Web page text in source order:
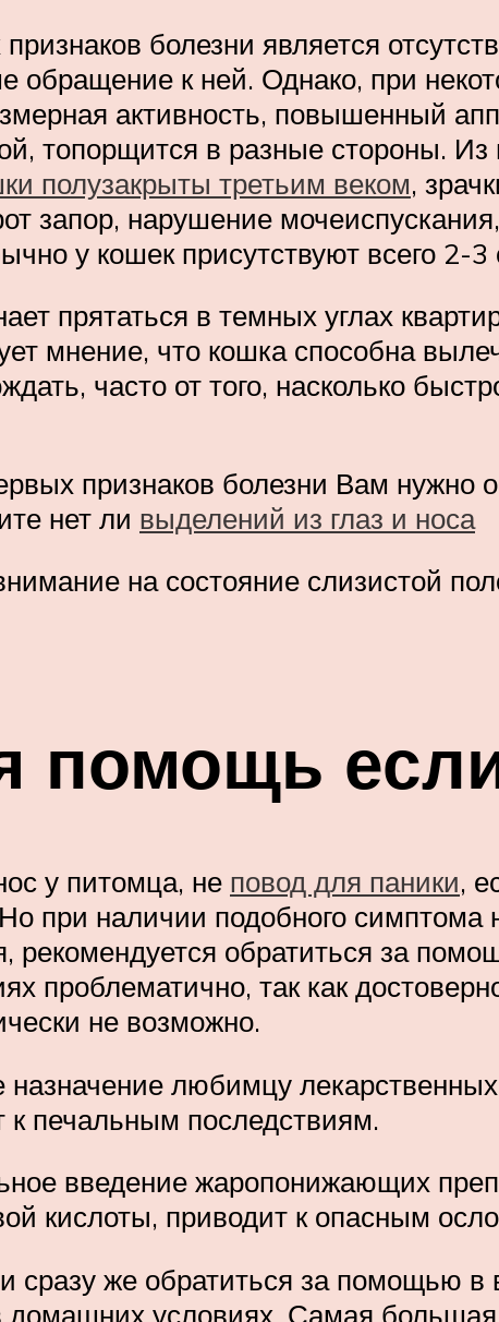
болезни является
обращение к ней. Однако, при
активность, повышенный
топорщится в разные стороны.
полузакрыты третьим веком,
запор, нарушение
у кошек присутствуют всего 2-
прятаться в темных углах
мнение, что кошка способна
часто от того, насколько
признаков болезни Вам нужно
нет ли выделений из глаз и носа
на состояние слизистой
помощь
у питомца, не повод для паники,
при наличии подобного
рекомендуется обратиться за
проблематично, так как
не возможно.
любимцу
к печальным последствиям.
введение жаропонижающих
кислоты, приводит к опасным
сразу же обратиться за помощью в
условиях. Самая